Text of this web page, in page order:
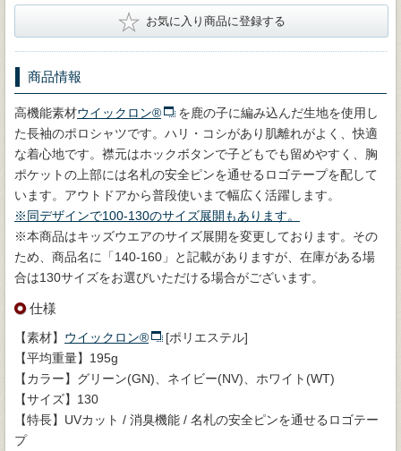
★ お気に入り商品に登録する
商品情報
高機能素材ウイックロン®
を鹿の子に編み込んだ生地を使用し
た長袖のポロシャツです。ハリ・コシがあり肌離れがよく、快適
な着心地です。襟元はホックボタンで子どもでも留めやすく、胸
ポケットの上部には名札の安全ピンを通せるロゴテープを配して
います。アウトドアから普段使いまで幅広く活躍します。
※同デザインで100-130のサイズ展開もあります。
※本商品はキッズウエアのサイズ展開を変更しております。その
ため、商品名に「140-160」と記載がありますが、在庫がある場
合は130サイズをお選びいただける場合がございます。
仕様
【素材】 ウイックロン®
[ポリエステル]
【平均重量】195g
【カラー】グリーン(GN)、ネイビー(NV)、ホワイト(WT)
【サイズ】130
【特長】UVカット / 消臭機能 / 名札の安全ピンを通せるロゴテー
プ